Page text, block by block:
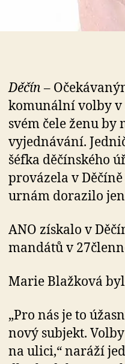
Děčín–
komunální volby v
svém čele ženu by
vyjednávání.
šéfka děčínského
provázela v
urnám dorazilo
ANO získalo v
mandátů v
Marie Blažková
„Pro nás je to
nový subjekt.
na ulici,“ naráží